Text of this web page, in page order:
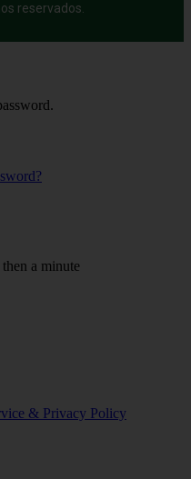
reservados.
a minute
& Privacy Policy